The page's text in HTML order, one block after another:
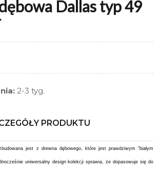
Dallas typ 49
2-3 tyg.
PRODUKTU
jest z drewna dębowego, które jest prawdziwym "białym
uniwersalny design kolekcji sprawia, że dopasowuje się do